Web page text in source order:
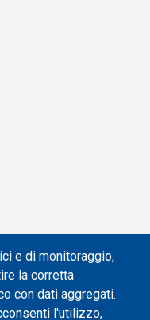
e di monitoraggio,
la corretta
con dati aggregati.
l'utilizzo,